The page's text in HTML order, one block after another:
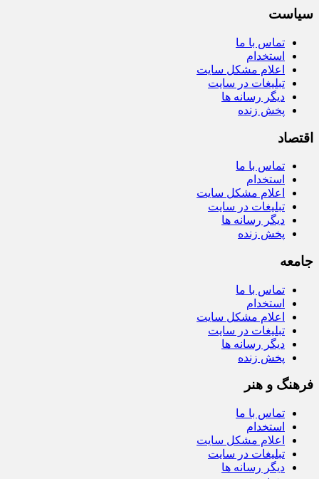
سیاست
تماس با ما
استخدام
اعلام مشکل سایت
تبلیغات در سایت
دیگر رسانه ها
پخش زنده
اقتصاد
تماس با ما
استخدام
اعلام مشکل سایت
تبلیغات در سایت
دیگر رسانه ها
پخش زنده
جامعه
تماس با ما
استخدام
اعلام مشکل سایت
تبلیغات در سایت
دیگر رسانه ها
پخش زنده
فرهنگ و هنر
تماس با ما
استخدام
اعلام مشکل سایت
تبلیغات در سایت
دیگر رسانه ها